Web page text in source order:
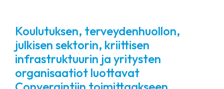
Koulutuksen, terveydenhuollon,
julkisen sektorin, kriittisen
infrastruktuurin ja yritysten
organisaatiot luottavat